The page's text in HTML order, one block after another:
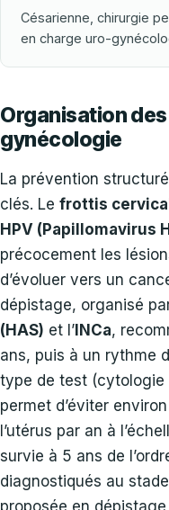
Césarienne, chirurgie
en charge uro-
Organisation
gynécologie
La prévention
clés. Le frottis
HPV (Papillomavirus
précocement les
d’évoluer vers un
dépistage, organisé
(HAS) et l’INCa,
ans, puis à un rythme
type de test (cytologie
permet d’éviter
l’utérus par an à
survie à 5 ans de
diagnostiqués au stade
proposée en